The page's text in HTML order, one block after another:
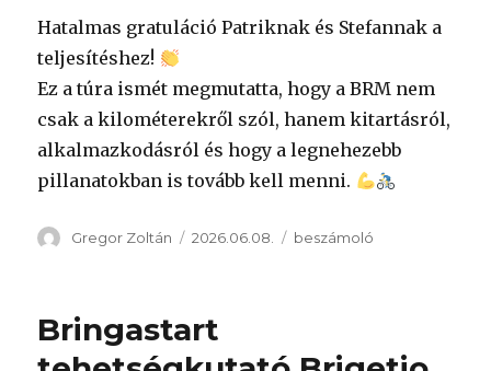
Hatalmas gratuláció Patriknak és Stefannak a
teljesítéshez!
Ez a túra ismét megmutatta, hogy a BRM nem
csak a kilométerekről szól, hanem kitartásról,
alkalmazkodásról és hogy a legnehezebb
pillanatokban is tovább kell menni.
Szerző
Gregor Zoltán Közzétéve
2026.06.08. Kategória
beszámoló
Bringastart